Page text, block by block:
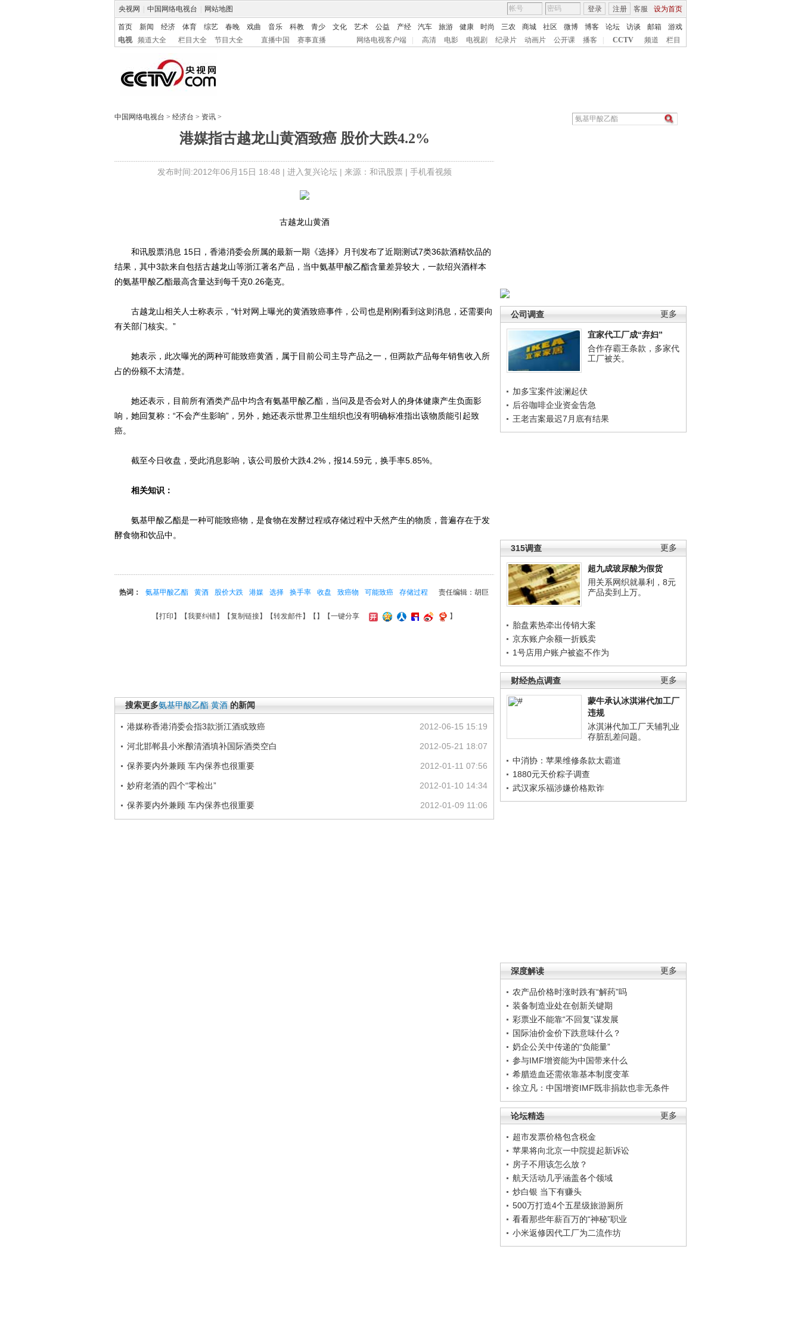
央视网 中国网络电视台 网站地图 客服 设为首页
登录 注册
首页 新闻 经济 体育 综艺 春晚 戏曲 音乐 科教 青少 文化 艺术 公益 产经 汽车 旅游 健康 时尚 三农 商城 社区 微博 博客 论坛 访谈 邮箱
游戏
电视
频道大全 栏目大全 节目大全 直播中国 赛事直播 网络电视客户端 高清 电影 电视剧 纪录片 动画片 公开课 播客 CCTV 频道 栏目
中国网络电视台 > 经济台 > 资讯 >
港媒指古越龙山黄酒致癌 股价大跌4.2%
发布时间:2012年06月15日 18:48 | 进入复兴论坛| 来源：和讯股票 | 手机看视频
更多
公司调查
宜家代工厂成“弃妇”
合作存霸王条款，多家代
工厂被关。
加多宝案件波澜起伏
后谷咖啡企业资金告急
王老吉案最迟7月底有结果
更多
315调查
超九成玻尿酸为假货
用关系网织就暴利，8元
产品卖到上万。
胎盘素热牵出传销大案
京东账户余额一折贱卖
1号店用户账户被盗不作为
更多
财经热点调查
蒙牛承认冰淇淋代加工厂
违规
冰淇淋代加工厂天辅乳业
存脏乱差问题。
中消协：苹果维修条款太霸道
1880元天价粽子调查
武汉家乐福涉嫌价格欺诈
更多
深度解读
农产品价格时涨时跌有“解药”吗
装备制造业处在创新关键期
彩票业不能靠“不回复”谋发展
国际油价金价下跌意味什么？
奶企公关中传递的“负能量”
参与IMF增资能为中国带来什么
希腊造血还需依靠基本制度变革
徐立凡：中国增资IMF既非捐款也非无条件
更多
论坛精选
超市发票价格包含税金
苹果将向北京一中院提起新诉讼
房子不用该怎么放？
航天活动几乎涵盖各个领域
炒白银 当下有赚头
500万打造4个五星级旅游厕所
看看那些年薪百万的“神秘”职业
小米返修因代工厂为二流作坊
古越龙山黄酒
和讯股票消息 15日，香港消委会所属的最新一期《选择》月刊发布了近期测试7类36款酒精饮品的
结果，其中3款来自包括古越龙山等浙江著名产品，当中氨基甲酸乙酯含量差异较大，一款绍兴酒样本
的氨基甲酸乙酯最高含量达到每千克0.26毫克。
古越龙山相关人士称表示，“针对网上曝光的黄酒致癌事件，公司也是刚刚看到这则消息，还需要向
有关部门核实。”
她表示，此次曝光的两种可能致癌黄酒，属于目前公司主导产品之一，但两款产品每年销售收入所
占的份额不太清楚。
她还表示，目前所有酒类产品中均含有氨基甲酸乙酯，当问及是否会对人的身体健康产生负面影
响，她回复称：“不会产生影响”，另外，她还表示世界卫生组织也没有明确标准指出该物质能引起致
癌。
截至今日收盘，受此消息影响，该公司股价大跌4.2%，报14.59元，换手率5.85%。
相关知识：
氨基甲酸乙酯是一种可能致癌物，是食物在发酵过程或存储过程中天然产生的物质，普遍存在于发
酵食物和饮品中。
责任编辑：胡巨
热词： 氨基甲酸乙酯 黄酒 股价大跌 港媒 选择 换手率 收盘 致癌物 可能致癌 存储过程
【打印 】【我要纠错】【复制链接】【转发邮件】【 】 【一键分享 】
搜索更多氨基甲酸乙酯 黄酒 的新闻
2012-06-15 15:19
港媒称香港消委会指3款浙江酒或致癌
2012-05-21 18:07
河北邯郸县小米酿清酒填补国际酒类空白
2012-01-11 07:56
保养要内外兼顾 车内保养也很重要
2012-01-10 14:34
妙府老酒的四个“零检出”
2012-01-09 11:06
保养要内外兼顾 车内保养也很重要